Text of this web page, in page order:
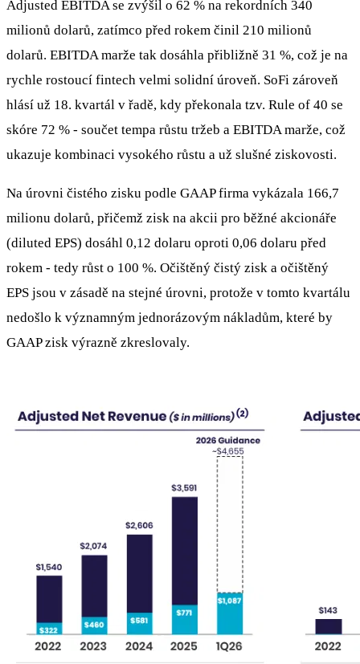
Adjusted EBITDA se zvýšil o 62 % na rekordních 340
milionů dolarů, zatímco před rokem činil 210 milionů
dolarů. EBITDA marže tak dosáhla přibližně 31 %, což je na
rychle rostoucí fintech velmi solidní úroveň. SoFi zároveň
hlásí už 18. kvartál v řadě, kdy překonala tzv. Rule of 40 se
skóre 72 % - součet tempa růstu tržeb a EBITDA marže, což
ukazuje kombinaci vysokého růstu a už slušné ziskovosti.
Na úrovni čistého zisku podle GAAP firma vykázala 166,7
milionu dolarů, přičemž zisk na akcii pro běžné akcionáře
(diluted EPS) dosáhl 0,12 dolaru oproti 0,06 dolaru před
rokem - tedy růst o 100 %. Očištěný čistý zisk a očištěný
EPS jsou v zásadě na stejné úrovni, protože v tomto kvartálu
nedošlo k významným jednorázovým nákladům, které by
GAAP zisk výrazně zkreslovaly.